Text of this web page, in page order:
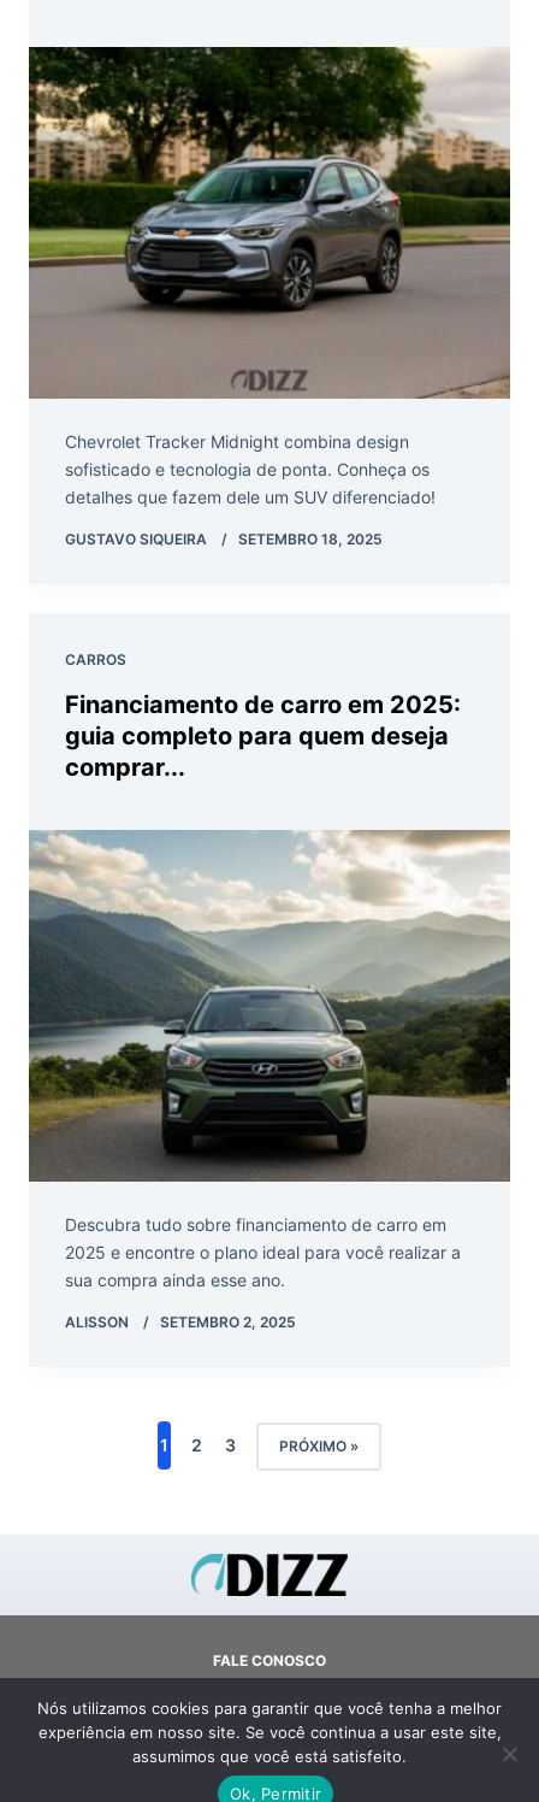
Chevrolet Tracker Midnight combina design
sofisticado e tecnologia de ponta. Conheça os
detalhes que fazem dele um SUV diferenciado!
GUSTAVO SIQUEIRA SETEMBRO 18, 2025
CARROS
Financiamento de carro em 2025:
guia completo para quem deseja
comprar...
Descubra tudo sobre financiamento de carro em
2025 e encontre o plano ideal para você realizar a
sua compra ainda esse ano.
ALISSON SETEMBRO 2, 2025
1 2 3 PRÓXIMO »
FALE CONOSCO
TERMOS E CONDIÇÕES
POLÍTICA DE PRIVACIDADE
COPYRIGHT © 2026 - DIZZ
Nós utilizamos cookies para garantir que você tenha a melhor
experiência em nosso site. Se você continua a usar este site,
assumimos que você está satisfeito.
Ok, Permitir